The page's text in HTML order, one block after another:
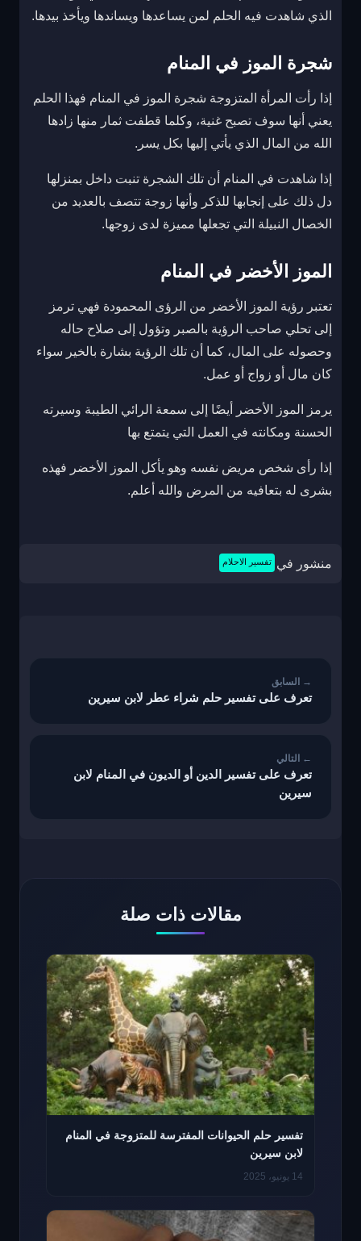
الذي شاهدت فيه الحلم لمن يساعدها ويساندها ويأخذ بيدها.
شجرة الموز في المنام
إذا رأت المرأة المتزوجة شجرة الموز في المنام فهذا الحلم
يعني أنها سوف تصبح غنية، وكلما قطفت ثمار منها زادها
الله من المال الذي يأتي إليها بكل يسر.
إذا شاهدت في المنام أن تلك الشجرة تنبت داخل بمنزلها
دل ذلك على إنجابها للذكر وأنها زوجة تتصف بالعديد من
الخصال النبيلة التي تجعلها مميزة لدى زوجها.
الموز الأخضر في المنام
تعتبر رؤية الموز الأخضر من الرؤى المحمودة فهي ترمز
إلى تحلي صاحب الرؤية بالصبر وتؤول إلى صلاح حاله
وحصوله على المال، كما أن تلك الرؤية بشارة بالخير سواء
كان مال أو زواج أو عمل.
يرمز الموز الأخضر أيضًا إلى سمعة الرائي الطيبة وسيرته
الحسنة ومكانته في العمل التي يتمتع بها
إذا رأى شخص مريض نفسه وهو يأكل الموز الأخضر فهذه
بشرى له بتعافيه من المرض والله أعلم.
منشور في تفسير الاحلام
تعرف على تفسير حلم شراء عطر لابن سيرين
تعرف على تفسير الدين أو الديون في المنام لابن
سيرين
مقالات ذات صلة
تفسير حلم الحيوانات المفترسة للمتزوجة في المنام
لابن سيرين
14 يونيو، 2025